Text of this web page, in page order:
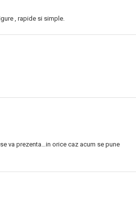
, rapide si simple.
va prezenta…in orice caz acum se pune